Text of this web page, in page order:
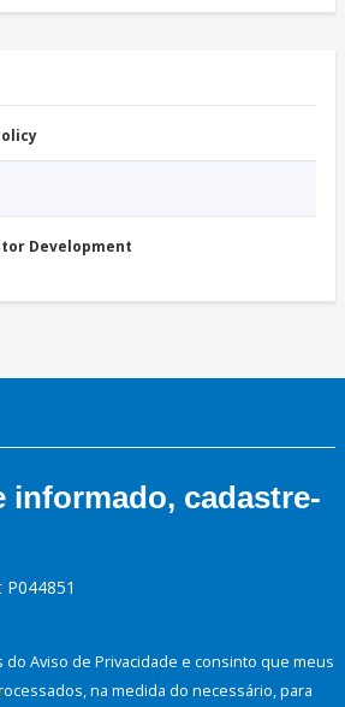
Development
informado, cadastre-
Aviso de Privacidade e consinto que meus
na medida do necessário, para